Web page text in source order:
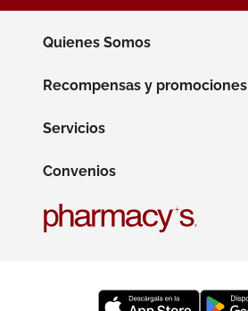
Quienes Somos
Recompensas y promociones
Servicios
Convenios